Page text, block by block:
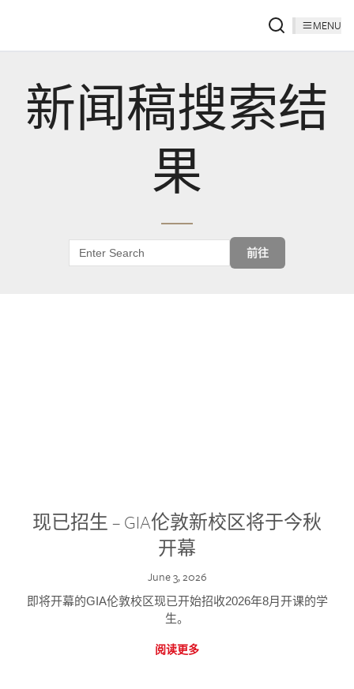
MENU
新闻稿搜索结
果
前往
现已招生 – GIA伦敦新校区将于今秋
开幕
June 3, 2026
即将开幕的GIA伦敦校区现已开始招收2026年8月开课的学
生。
阅读更多